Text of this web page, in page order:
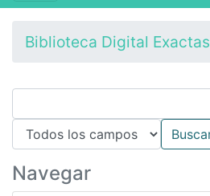
Biblioteca Digital Exactas
Navegar